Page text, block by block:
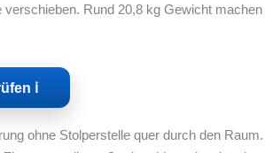
Rund 20,8 kg Gewicht
ℹ︎
ohne Stolperstelle quer durch den